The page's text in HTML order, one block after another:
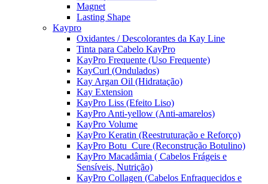
Magnet
Lasting Shape
Kaypro
Oxidantes / Descolorantes da Kay Line
Tinta para Cabelo KayPro
KayPro Frequente (Uso Frequente)
KayCurl (Ondulados)
Kay Argan Oil (Hidratação)
Kay Extension
KayPro Liss (Efeito Liso)
KayPro Anti-yellow (Anti-amarelos)
KayPro Volume
KayPro Keratin (Reestruturação e Reforço)
KayPro Botu_Cure (Reconstrução Botulino)
KayPro Macadâmia ( Cabelos Frágeis e
Sensíveis, Nutrição)
KayPro Collagen (Cabelos Enfraquecidos e